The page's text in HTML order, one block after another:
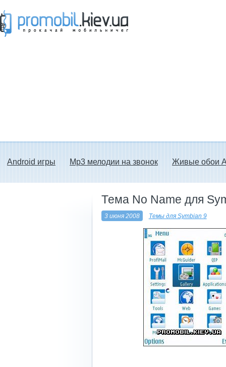
Android игры Mp3 мелодии на звонок Живые обои
Тема No Name для
3 июня 2008 Темы для Symbian 9